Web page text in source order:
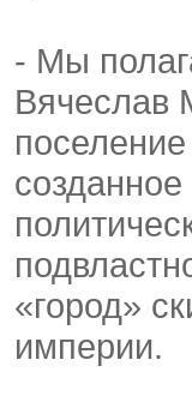
- Мы
Вячеслав
«город»
империи.